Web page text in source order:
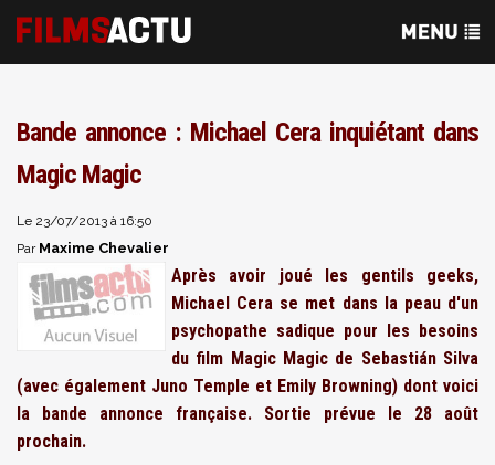
Bande annonce : Michael Cera inquiétant dans
Magic Magic
Le 23/07/2013 à 16:50
Par Maxime Chevalier
Après avoir joué les gentils geeks,
Michael Cera se met dans la peau d'un
psychopathe sadique pour les besoins
du film Magic Magic de Sebastián Silva
(avec également Juno Temple et Emily Browning) dont voici
la bande annonce française. Sortie prévue le 28 août
prochain.